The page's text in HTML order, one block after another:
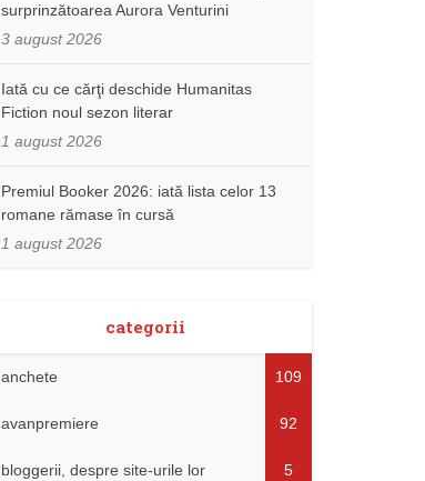
surprinzătoarea Aurora Venturini
3 august 2026
Iată cu ce cărţi deschide Humanitas
Fiction noul sezon literar
1 august 2026
Premiul Booker 2026: iată lista celor 13
romane rămase în cursă
1 august 2026
categorii
anchete 109
avanpremiere 92
bloggerii, despre site-urile lor 5